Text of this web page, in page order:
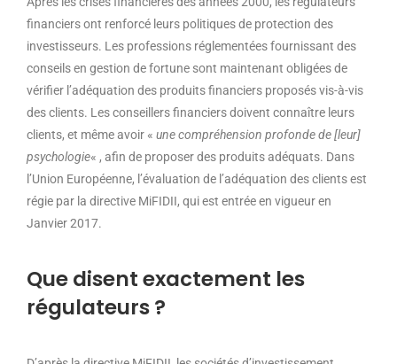
financiers ont renforcé leurs politiques de protection des
investisseurs. Les professions réglementées fournissant des
conseils en gestion de fortune sont maintenant obligées de
vérifier l’adéquation des produits financiers proposés vis-à-vis
des clients. Les conseillers financiers doivent connaître leurs
clients, et même avoir « une compréhension profonde de [leur]
psychologie« , afin de proposer des produits adéquats. Dans
l’Union Européenne, l’évaluation de l’adéquation des clients est
régie par la directive MiFIDII, qui est entrée en vigueur en
Janvier 2017.
Que disent exactement les
régulateurs ?